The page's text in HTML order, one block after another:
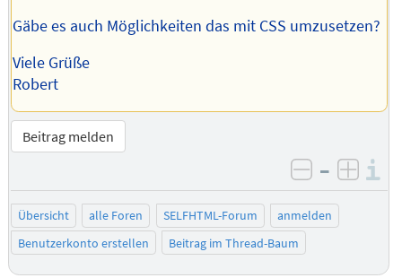
Gäbe es auch Möglichkeiten das mit CSS umzusetzen?
Viele Grüße
Robert
Beitrag melden
negativ
–
Übersicht alle Foren SELFHTML-Forum
anmelden
Benutzerkonto erstellen
Beitrag im Thread-Baum